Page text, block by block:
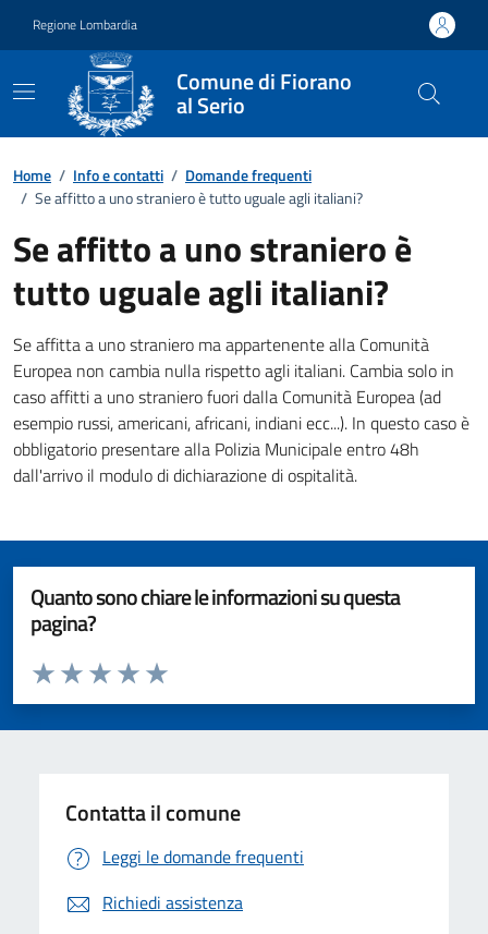
Regione Lombardia
Comune di Fiorano
al Serio
Dettagli FAQ
Home / Info e contatti / Domande frequenti
/ Se affitto a uno straniero è tutto uguale agli italiani?
Se affitto a uno straniero è
tutto uguale agli italiani?
Se affitta a uno straniero ma appartenente alla Comunità
Europea non cambia nulla rispetto agli italiani. Cambia solo in
caso affitti a uno straniero fuori dalla Comunità Europea (ad
esempio russi, americani, africani, indianiecc...). In questo caso è
obbligatorio presentare alla Polizia Municipale entro 48h
dall'arrivo il modulo di dichiarazione di ospitalità.
Quanto sono chiare le informazioni su questa
pagina?
Valuta da 1 a 5 stelle la pagina
Valuta 5 stelle su 5
Valuta 4 stelle su 5
Valuta 3 stelle su 5
Valuta 2 stelle su 5
Valuta 1 stelle su 5
Contatta il comune
Leggi le domande frequenti
Richiedi assistenza